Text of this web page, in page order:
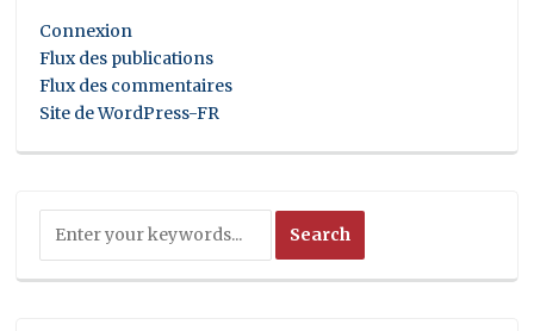
Connexion
Flux des publications
Flux des commentaires
Site de WordPress-FR